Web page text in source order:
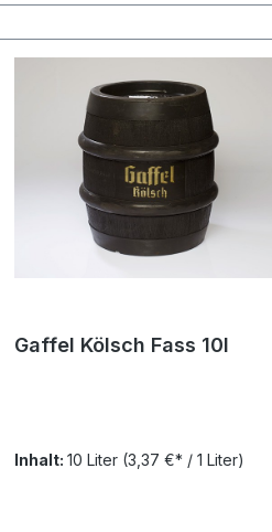
Gaffel Kölsch Fass 10l
Inhalt:10 Liter (3,37 €* / 1 Liter)